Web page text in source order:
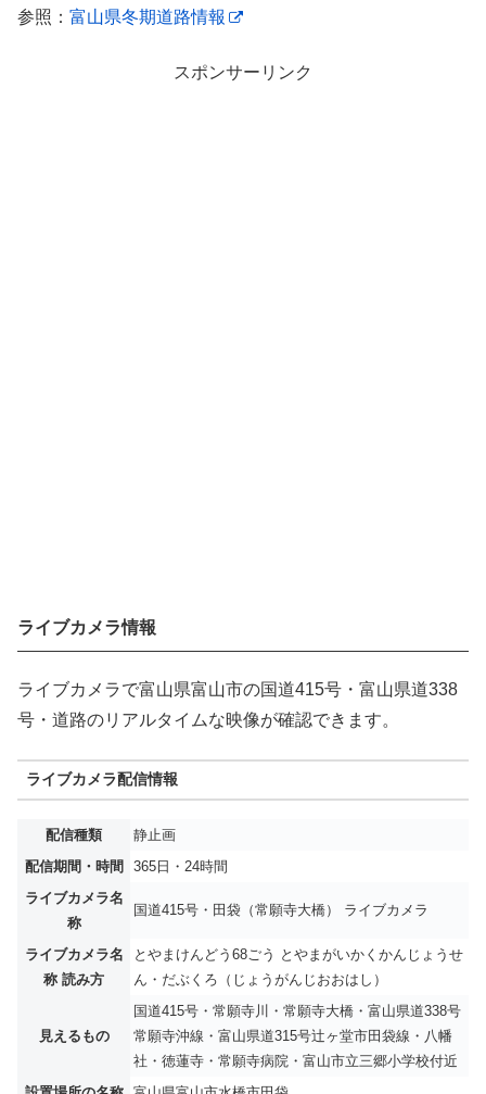
参照： 富山県冬期道路情報
スポンサーリンク
ライブカメラ情報
ライブカメラで富山県富山市の国道415号・富山県道338
号・道路のリアルタイムな映像が確認できます。
ライブカメラ配信情報
配信種類
静止画
配信期間・時間
365日・24時間
ライブカメラ名
称
国道415号・田袋（常願寺大橋） ライブカメラ
ライブカメラ名
称 読み方
とやまけんどう68ごう とやまがいかくかんじょうせ
ん・だぶくろ（じょうがんじおおはし）
見えるもの
国道415号・常願寺川・常願寺大橋・富山県道338号
常願寺沖線・富山県道315号辻ヶ堂市田袋線・八幡
社・徳蓮寺・常願寺病院・富山市立三郷小学校付近